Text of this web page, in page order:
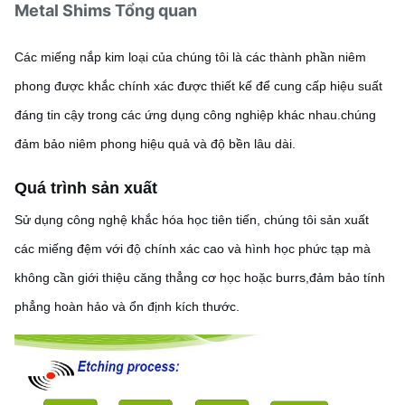
Metal Shims Tổng quan
Các miếng nắp kim loại của chúng tôi là các thành phần niêm
phong được khắc chính xác được thiết kế để cung cấp hiệu suất
đáng tin cậy trong các ứng dụng công nghiệp khác nhau.chúng
đảm bảo niêm phong hiệu quả và độ bền lâu dài.
Quá trình sản xuất
Sử dụng công nghệ khắc hóa học tiên tiến, chúng tôi sản xuất
các miếng đệm với độ chính xác cao và hình học phức tạp mà
không cần giới thiệu căng thẳng cơ học hoặc burrs,đảm bảo tính
phẳng hoàn hảo và ổn định kích thước.